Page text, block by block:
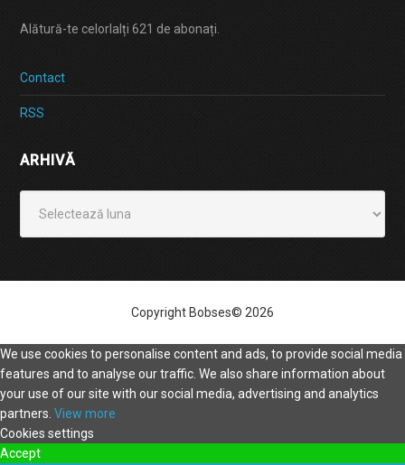
Alătură-te celorlalți 621 de abonați.
Contact
RSS
ARHIVĂ
Copyright Bobses© 2026
We use cookies to personalise content and ads, to provide social media
features and to analyse our traffic. We also share information about
your use of our site with our social media, advertising and analytics
partners. View more
Cookies settings
Accept